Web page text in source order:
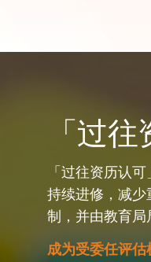
「过
「过往资历认
持续进修，减
制，并由教育
成为受委任评估